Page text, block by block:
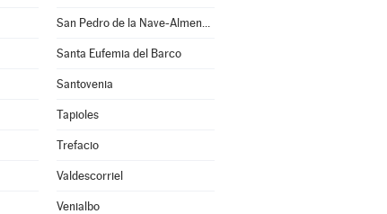
San Pedro de la Nave-Almendra
Santa Eufemia del Barco
Santovenia
Tapioles
Trefacio
Valdescorriel
Venialbo